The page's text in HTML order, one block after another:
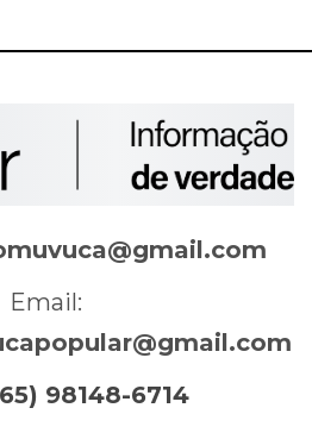
Email:
98148-6714